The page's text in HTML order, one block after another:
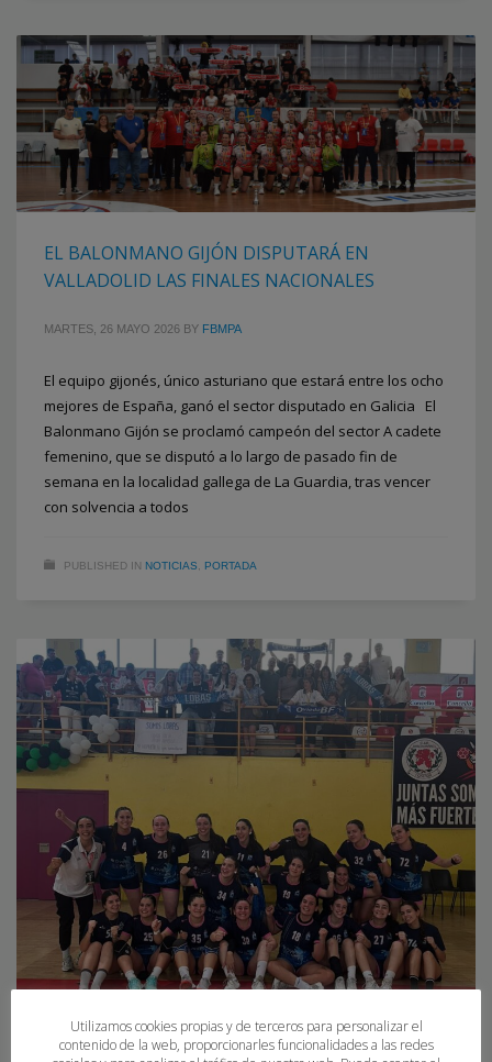
EL BALONMANO GIJÓN DISPUTARÁ EN
VALLADOLID LAS FINALES NACIONALES
MARTES, 26 MAYO 2026 BY FBMPA
El equipo gijonés, único asturiano que estará entre los ocho
mejores de España, ganó el sector disputado en Galicia El
Balonmano Gijón se proclamó campeón del sector A cadete
femenino, que se disputó a lo largo de pasado fin de
semana en la localidad gallega de La Guardia, tras vencer
con solvencia a todos
PUBLISHED IN NOTICIAS PORTADA
Utilizamos cookies propias y de terceros para personalizar el
contenido de la web, proporcionarles funcionalidades a las redes